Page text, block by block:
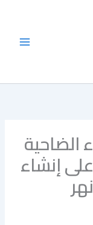
الضاحية
إنشاء